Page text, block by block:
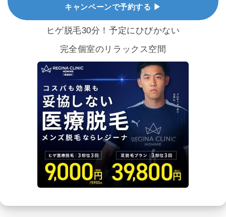
キャンペーンで予約する ▶
ヒゲ脱毛30分！予定にひびかない
完全個室のリラックス空間